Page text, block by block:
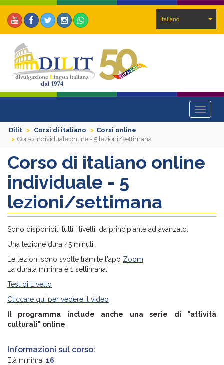
Italiano
Toggle
Dilit
Corsi di italiano
Corsi online
Corso individuale online - 5 lezioni/settimana
Corso di italiano online
individuale - 5
lezioni/settimana
Sono disponibili tutti i livelli, da principiante ad avanzato.
Una lezione dura 45 minuti.
Le lezioni sono svolte tramite l'app Zoom
La durata minima è 1 settimana.
Test di Livello
Cliccare qui per vedere il video
Il programma include anche una serie di "attività
culturali" online
Informazioni sul corso:
Età minima: 16